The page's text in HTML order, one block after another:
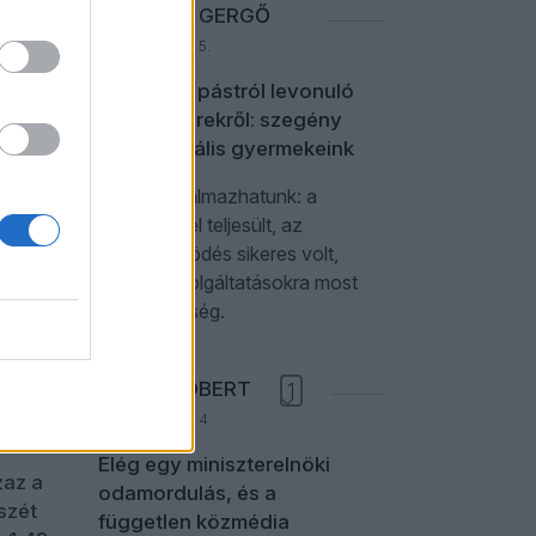
a
NEFELEJCS GERGŐ
2026. augusztus 5.
A politikai pástról levonuló
influenszerekről: szegény
paraszociális gyermekeink
Úgy is fogalmazhatunk: a
kampánycél teljesült, az
együttműködés sikeres volt,
további szolgáltatásokra most
nincs szükség.
NÉMETH RÓBERT
2026. augusztus 4.
1
Elég egy miniszterelnöki
odamordulás, és a
független közmédia